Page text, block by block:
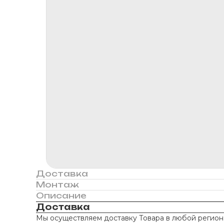
Доставка
Монтаж
Описание
Доставка
Мы осуществляем доставку Товара в любой